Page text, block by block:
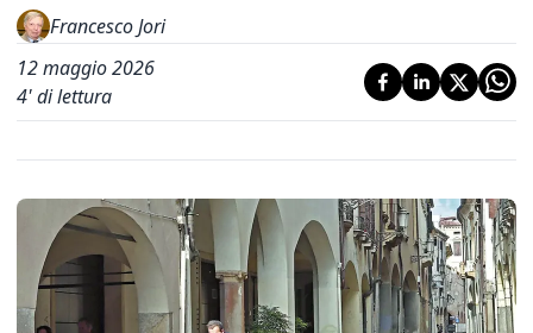
Francesco Jori
12 maggio 2026
4' di lettura